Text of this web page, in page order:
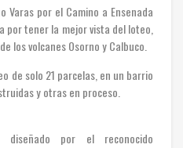
Varas por el Camino a Ensenada
por tener la mejor vista del loteo,
los volcanes Osorno y Calbuco.
de solo 21 parcelas, en un barrio
y otras en proceso.
diseñado por el reconocido